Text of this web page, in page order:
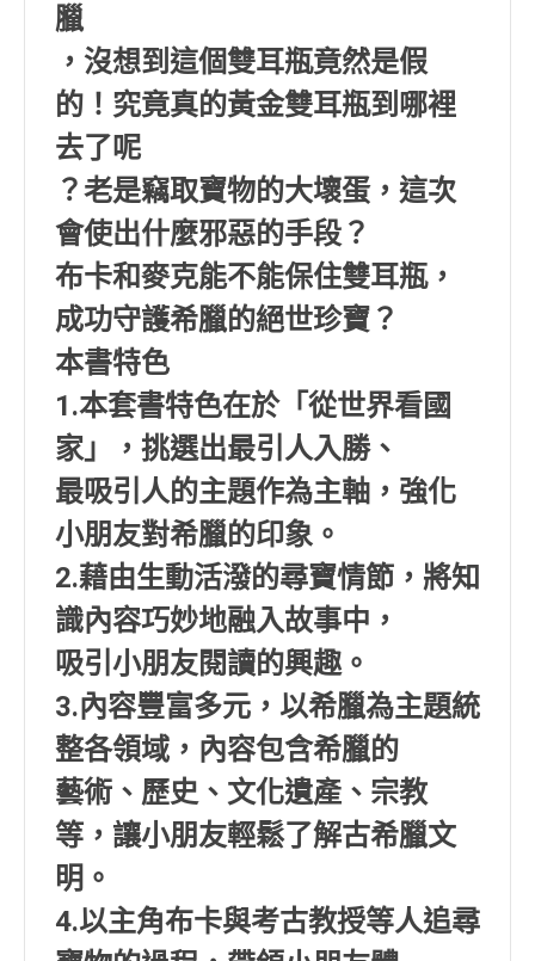
臘
，沒想到這個雙耳瓶竟然是假
的！究竟真的黃金雙耳瓶到哪裡
去了呢
？老是竊取寶物的大壞蛋，這次
會使出什麼邪惡的手段？
布卡和麥克能不能保住雙耳瓶，
成功守護希臘的絕世珍寶？
本書特色
1.本套書特色在於「從世界看國
家」，挑選出最引人入勝、
最吸引人的主題作為主軸，強化
小朋友對希臘的印象。
2.藉由生動活潑的尋寶情節，將知
識內容巧妙地融入故事中，
吸引小朋友閱讀的興趣。
3.內容豐富多元，以希臘為主題統
整各領域，內容包含希臘的
藝術、歷史、文化遺產、宗教
等，讓小朋友輕鬆了解古希臘文
明。
4.以主角布卡與考古教授等人追尋